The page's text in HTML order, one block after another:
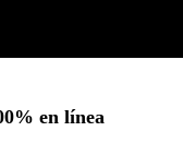
en línea